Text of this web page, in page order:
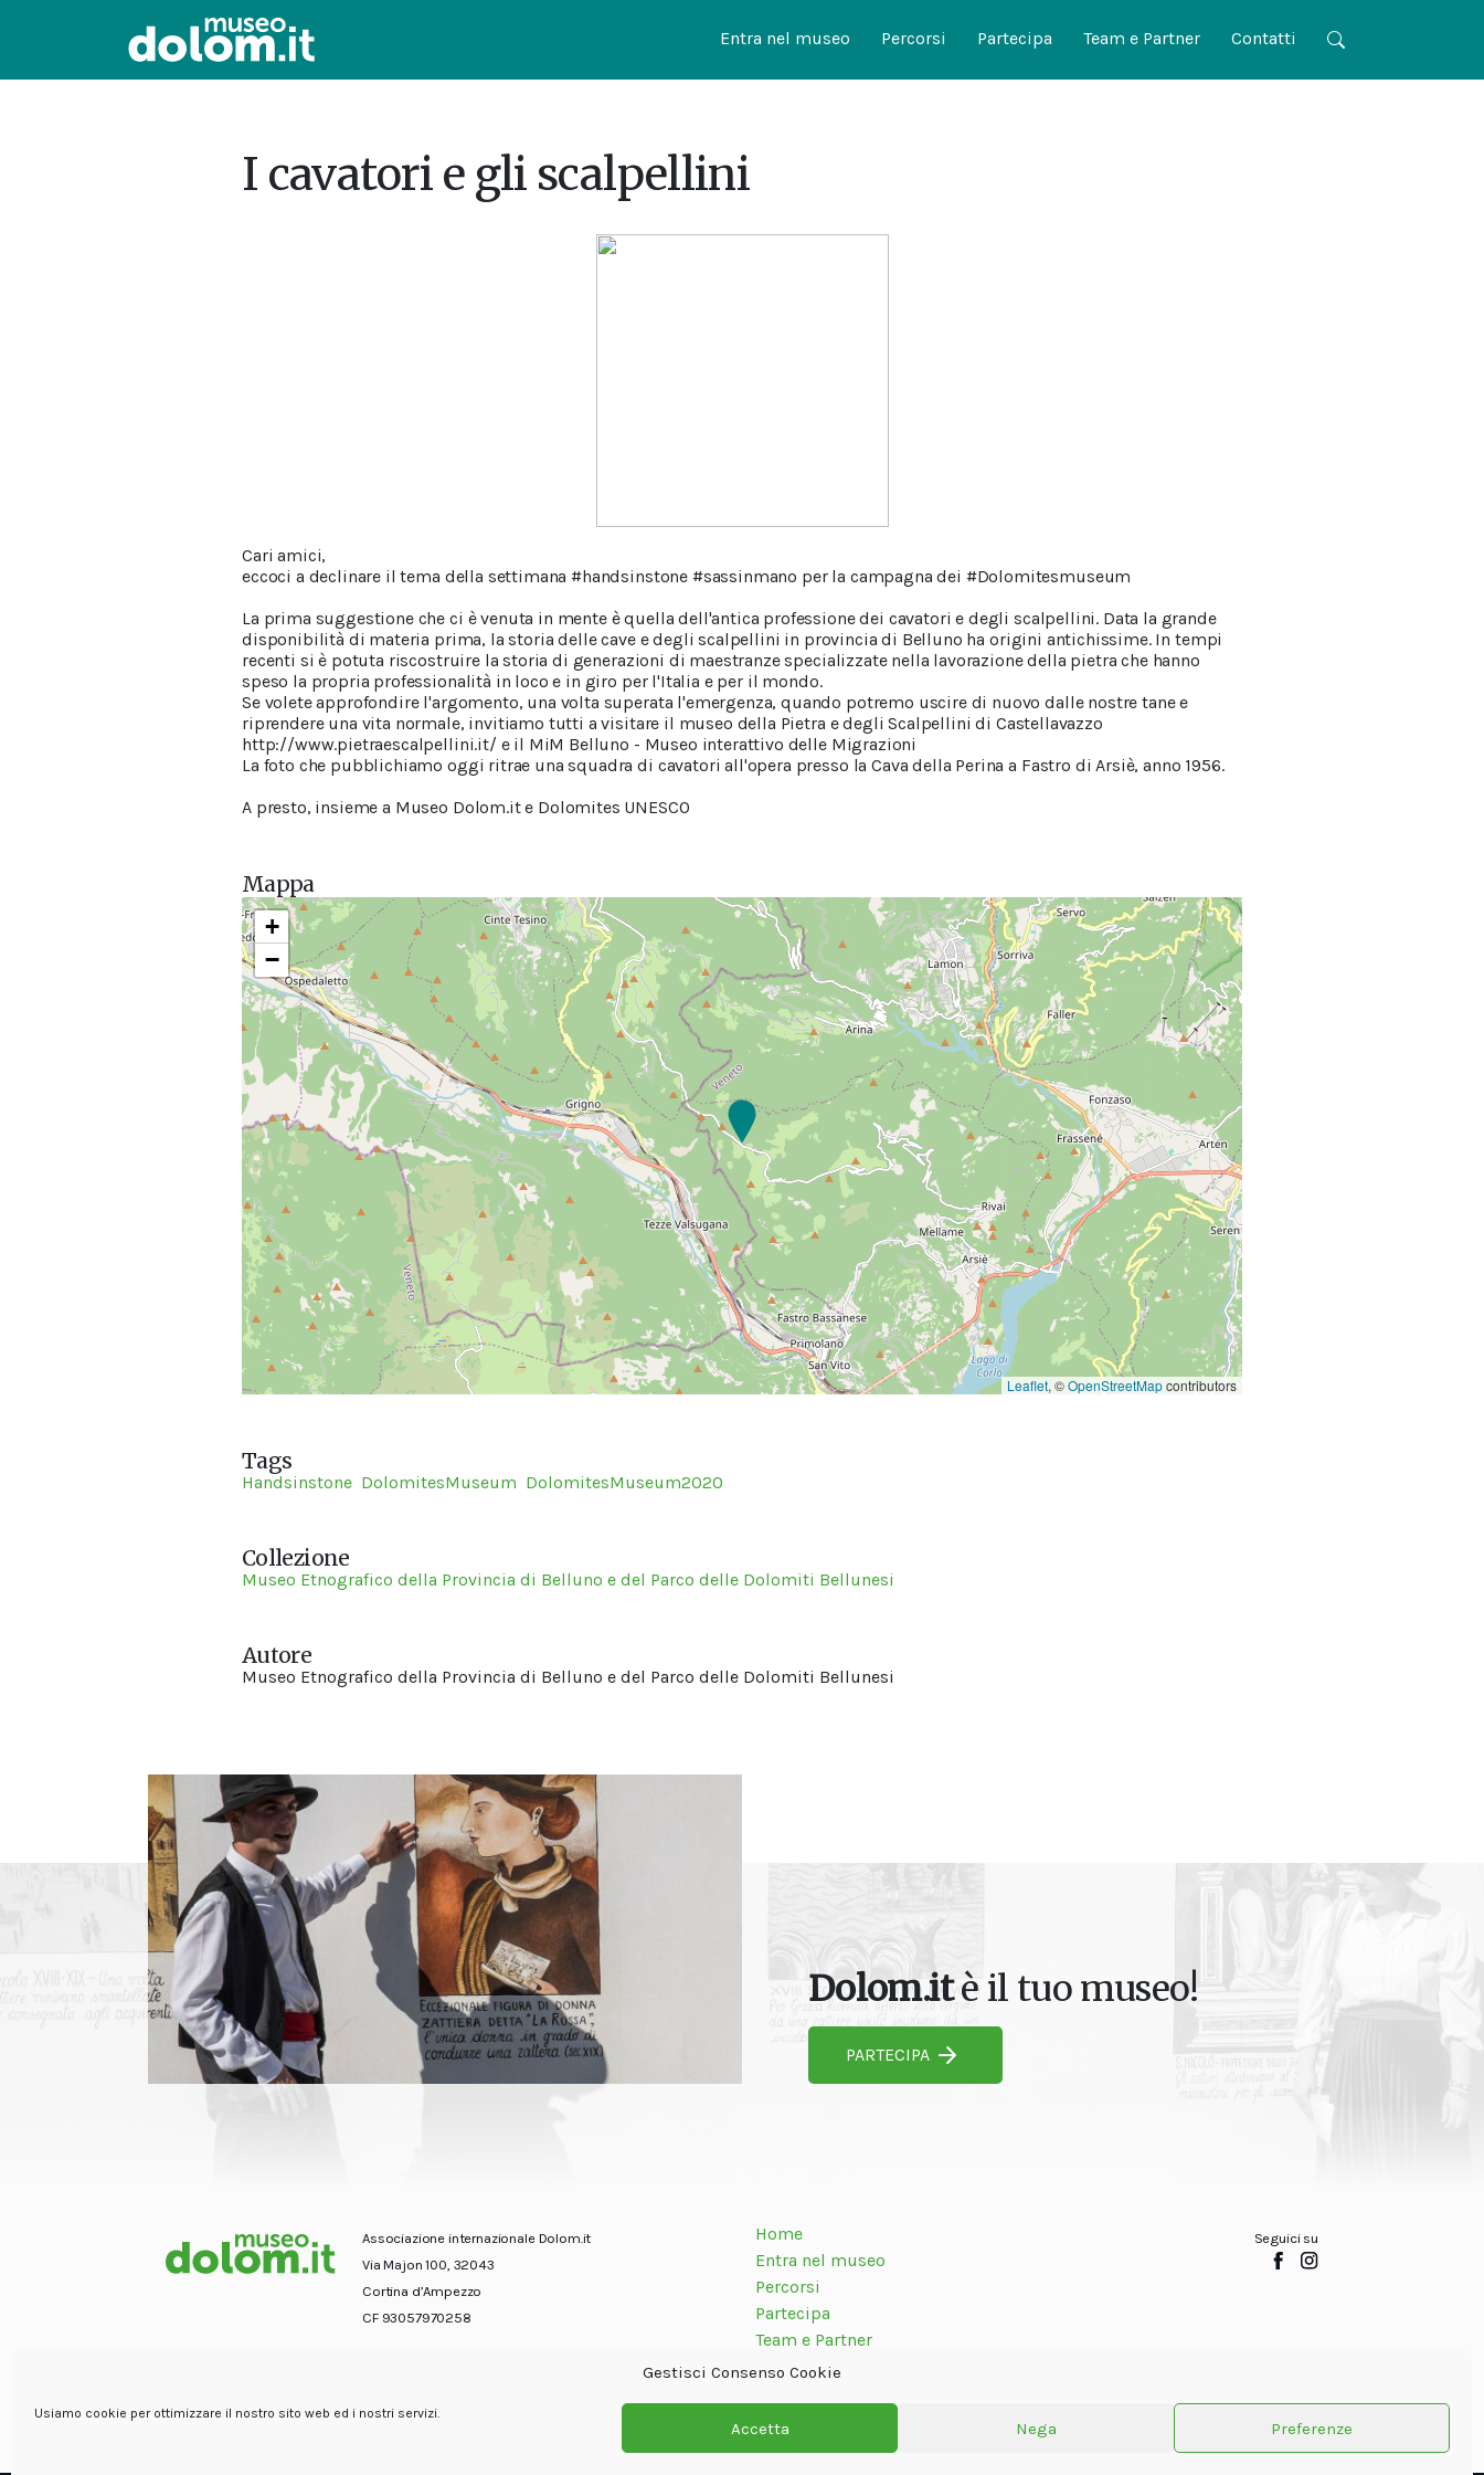
Gestisci Consenso Cookie
Usiamo cookie per ottimizzare il nostro sito web ed i nostri servizi.
Accetta Nega Preferenze
Entra nel museo Percorsi Partecipa Team e Partner Contatti
I cavatori e gli scalpellini
Cari amici,
eccoci a declinare il tema della settimana #handsinstone #sassinmano per la campagna dei #Dolomitesmuseum
La prima suggestione che ci è venuta in mente è quella dell'antica professione dei cavatori e degli scalpellini. Data la grande
disponibilità di materia prima, la storia delle cave e degli scalpellini in provincia di Belluno ha origini antichissime. In tempi
recenti si è potuta riscostruire la storia di generazioni di maestranze specializzate nella lavorazione della pietra che hanno
speso la propria professionalità in loco e in giro per l'Italia e per il mondo.
Se volete approfondire l'argomento, una volta superata l'emergenza, quando potremo uscire di nuovo dalle nostre tane e
riprendere una vita normale, invitiamo tutti a visitare il museo della Pietra e degli Scalpellini di Castellavazzo
http://www.pietraescalpellini.it/ e il MiM Belluno - Museo interattivo delle Migrazioni
La foto che pubblichiamo oggi ritrae una squadra di cavatori all'opera presso la Cava della Perina a Fastro di Arsiè, anno 1956.
A presto, insieme a Museo Dolom.it e Dolomites UNESCO
Mappa
+
−
Leaflet, ©OpenStreetMapcontributors
Tags
Handsinstone DolomitesMuseum DolomitesMuseum2020
Collezione
Museo Etnografico della Provincia di Belluno e del Parco delle Dolomiti Bellunesi
Autore
Museo Etnografico della Provincia di Belluno e del Parco delle Dolomiti Bellunesi
Dolom.itè il tuo museo!
PARTECIPA
Associazione internazionale Dolom.it
Via Majon 100, 32043
Cortina d’Ampezzo
CF 93057970258
Home
Entra nel museo
Percorsi
Partecipa
Team e Partner
Contatti
Seguici su